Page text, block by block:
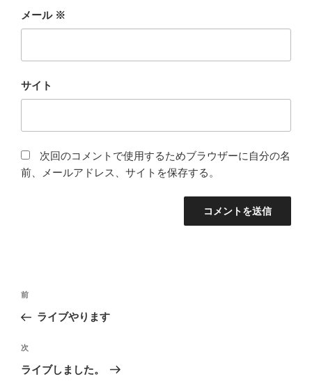
メール ※
サイト
次回のコメントで使用するためブラウザーに自分の名
前、メールアドレス、サイトを保存する。
投
ナ
ビ
ゲ
前
の
稿
前
ライブやります
次
の
次
ライブしました。